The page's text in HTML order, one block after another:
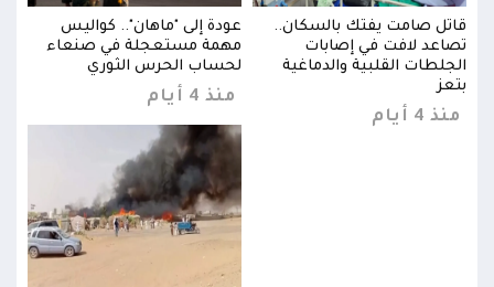
قاتل صامت يفتك بالسكان..
تصاعد لافت في إصابات
الجلطات القلبية والدماغية
بتعز
منذ 4 أيام
عودة إلى "ماهان".. كواليس
مهمة مستعجلة في صنعاء
لحساب الحرس الثوري
منذ 4 أيام